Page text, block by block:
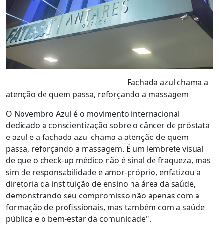
Fachada azul chama a
atenção de quem passa, reforçando a massagem
O Novembro Azul é o movimento internacional
dedicado à conscientização sobre o câncer de próstata
e azul e a fachada azul chama a atenção de quem
passa, reforçando a massagem. É um lembrete visual
de que o check-up médico não é sinal de fraqueza, mas
sim de responsabilidade e amor-próprio, enfatizou a
diretoria da instituição de ensino na área da saúde,
demonstrando seu compromisso não apenas com a
formação de profissionais, mas também com a saúde
pública e o bem-estar da comunidade".